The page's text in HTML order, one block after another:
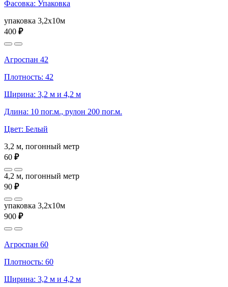
Фасовка: Упаковка
упаковка 3,2x10м
400 ₽
Агроспан 42
Плотность: 42
Ширина: 3,2 м и 4,2 м
Длина: 10 пог.м., рулон 200 пог.м.
Цвет: Белый
3,2 м, погонный метр
60 ₽
4,2 м, погонный метр
90 ₽
упаковка 3,2x10м
900 ₽
Агроспан 60
Плотность: 60
Ширина: 3,2 м и 4,2 м